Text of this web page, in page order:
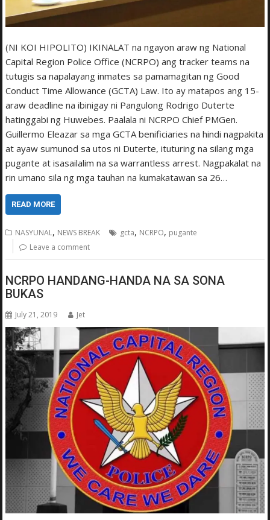
(NI KOI HIPOLITO) IKINALAT na ngayon araw ng National
Capital Region Police Office (NCRPO) ang tracker teams na
tutugis sa napalayang inmates sa pamamagitan ng Good
Conduct Time Allowance (GCTA) Law. Ito ay matapos ang 15-
araw deadline na ibinigay ni Pangulong Rodrigo Duterte
hatinggabi ng Huwebes. Paalala ni NCRPO Chief PMGen.
Guillermo Eleazar sa mga GCTA benificiaries na hindi nagpakita
at ayaw sumunod sa utos ni Duterte, ituturing na silang mga
pugante at isasailalim na sa warrantless arrest. Nagpakalat na
rin umano sila ng mga tauhan na kumakatawan sa 26…
READ MORE
NASYUNAL, NEWS BREAK gcta, NCRPO, pugante
Leave a comment
NCRPO HANDANG-HANDA NA SA SONA
BUKAS
July 21, 2019 Jet